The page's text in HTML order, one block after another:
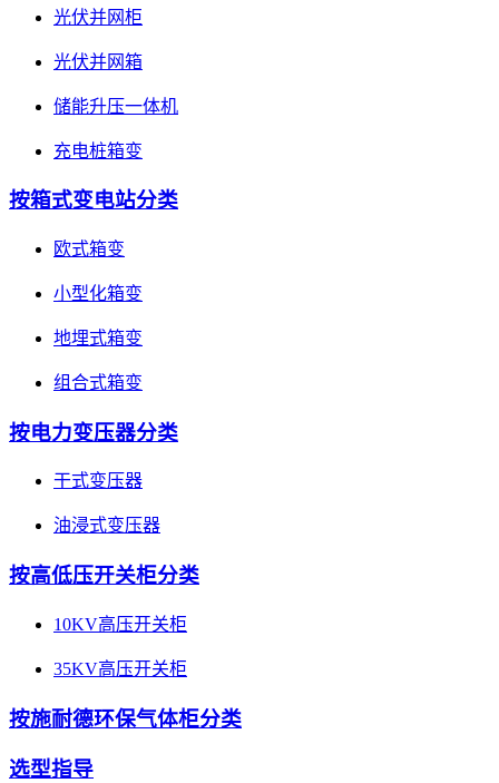
光伏并网柜
光伏并网箱
储能升压一体机
充电桩箱变
按箱式变电站分类
欧式箱变
小型化箱变
地埋式箱变
组合式箱变
按电力变压器分类
干式变压器
油浸式变压器
按高低压开关柜分类
10KV高压开关柜
35KV高压开关柜
按施耐德环保气体柜分类
选型指导